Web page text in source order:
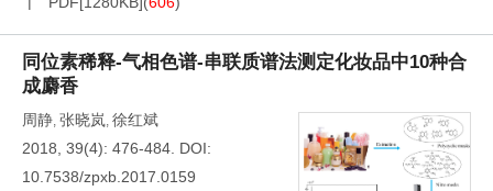
同位素稀释-气相色谱-串联质谱法测定化妆品中10种合
成麝香
周静, 张晓岚, 徐红斌
2018, 39(4): 476-484. DOI:
10.7538/zpxb.2017.0159